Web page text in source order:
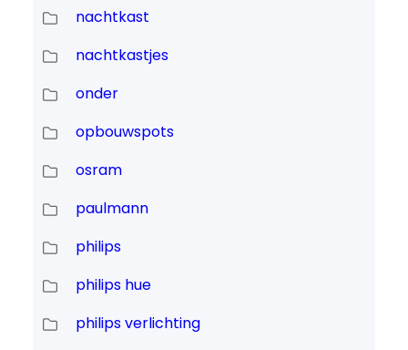
nachtkast
nachtkastjes
onder
opbouwspots
osram
paulmann
philips
philips hue
philips verlichting